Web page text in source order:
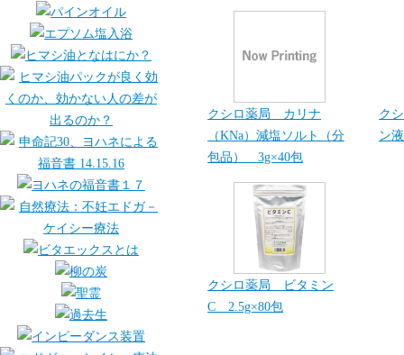
クシロ薬局 カリナ
（KNa）減塩ソルト（分
包品） 3g×40包
ク
ン
クシロ薬局 ビタミン
C 2.5g×80包